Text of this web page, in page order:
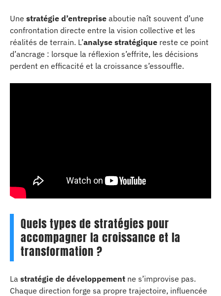
Une stratégie d’entreprise aboutie naît souvent d’une
confrontation directe entre la vision collective et les
réalités de terrain. L’analyse stratégique reste ce point
d’ancrage : lorsque la réflexion s’effrite, les décisions
perdent en efficacité et la croissance s’essouffle.
Quels types de stratégies pour
accompagner la croissance et la
transformation ?
La stratégie de développement ne s’improvise pas.
Chaque direction forge sa propre trajectoire, influencée